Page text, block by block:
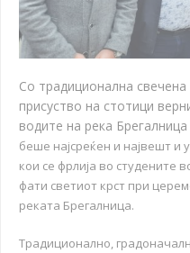
Со традиционална
присуство на стотици
водите на река
беше најсреќен и највешт
кои се фрлија во студените
фати светиот крст при
реката Брегалница.
Традиционално,